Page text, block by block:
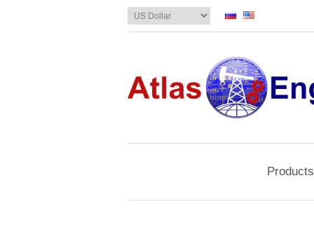
Products